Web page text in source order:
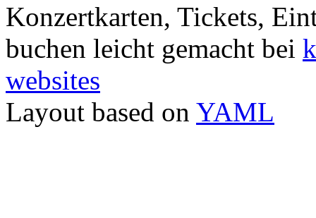
Konzertkarten, Tickets,
buchen leicht gemacht bei
websites
Layout based on YAML